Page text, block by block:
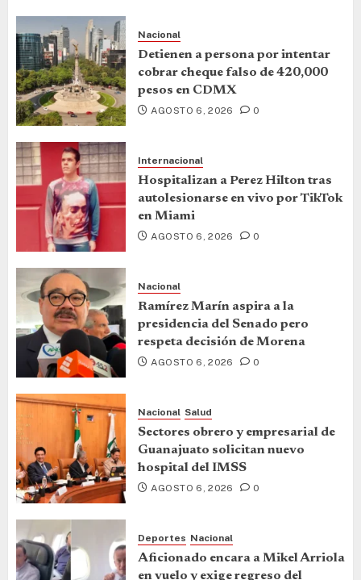
Nacional
Detienen a persona por intentar
cobrar cheque falso de 420,000
pesos en CDMX
AGOSTO 6, 2026 0
Internacional
Hospitalizan a Perez Hilton tras
autolesionarse en vivo por TikTok
en Miami
AGOSTO 6, 2026 0
Nacional
Ramírez Marín aspira a la
presidencia del Senado pero
respeta decisión de Morena
AGOSTO 6, 2026 0
Nacional Salud
Sectores obrero y empresarial de
Guanajuato solicitan nuevo
hospital del IMSS
AGOSTO 6, 2026 0
Deportes Nacional
Aficionado encara a Mikel Arriola
en vuelo y exige regreso del